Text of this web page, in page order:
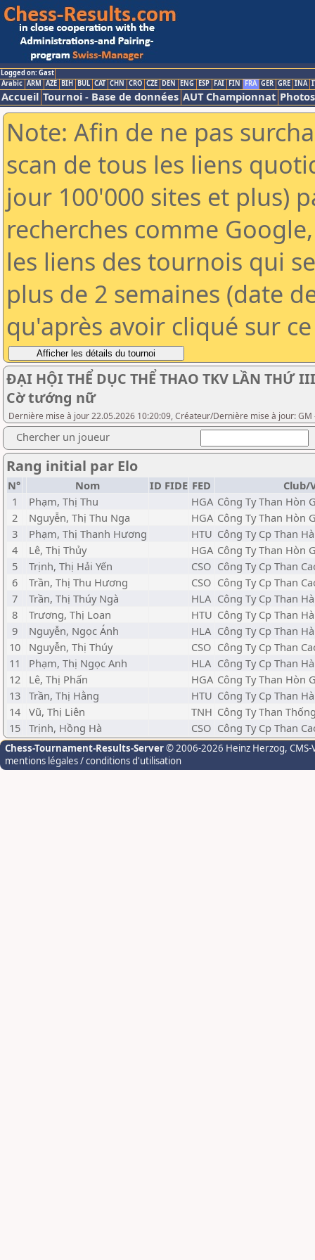
Logged on: Gast
Arabic ARM AZE BIH BUL CAT CHN CRO CZE DEN ENG ESP FAI FIN FRA GER GRE INA
Accueil Tournoi - Base de données AUT Championnat Photos
Note: Afin de ne pas
scan de tous les liens
jour 100'000 sites et plus)
recherches comme
les liens des tournois qui
plus de 2 semaines (date
qu'après avoir cliqué sur
ĐẠI HỘI THỂ DỤC THỂ THAO TKV LẦN THỨ
Cờ tướng nữ
Dernière mise à jour 22.05.2026 10:20:09, Créateur/Dernière mise à jour: GM
Chercher un joueur
Rang initial par Elo
N° Nom ID FIDE FED
Club/
1
Phạm, Thị Thu HGA Công Ty Than Hòn
2
Nguyễn, Thị Thu Nga HGA Công Ty Than Hòn
3
Phạm, Thị Thanh Hương HTU Công Ty Cp Than
4
Lê, Thị Thủy HGA Công Ty Than Hòn
5
Trịnh, Thị Hải Yến CSO Công Ty Cp Than
6
Trần, Thị Thu Hương CSO Công Ty Cp Than
7
Trần, Thị Thúy Ngà HLA Công Ty Cp Than
8
Trương, Thị Loan HTU Công Ty Cp Than
9
Nguyễn, Ngọc Ánh HLA Công Ty Cp Than
10
Nguyễn, Thị Thúy CSO Công Ty Cp Than
11
Phạm, Thị Ngọc Anh HLA Công Ty Cp Than
12
Lê, Thị Phấn HGA Công Ty Than Hòn
13 Trần, Thị Hằng HTU Công Ty Cp Than
14 Vũ, Thị Liên TNH Công Ty Than
15 Trịnh, Hồng Hà CSO Công Ty Cp Than
Chess-Tournament-Results-Server© 2006-2026 Heinz Herzog,
mentions légales / conditions d'utilisation